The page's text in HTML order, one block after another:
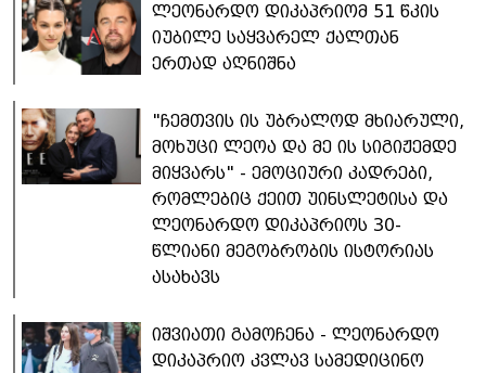
ლეონარდო დიკაპრიომ 51 წკის
იუბილე საყვარელ ქალთან
ერთად აღნიშნა
"ჩემთვის ის უბრალოდ მხიარული,
მოხუცი ლეოა და მე ის სიგიჟემდე
მიყვარს" - ემოციური კადრები,
რომლებიც ქეით უინსლეტისა და
ლეონარდო დიკაპრიოს 30-
წლიანი მეგობრობის ისტორიას
ასახავს
იშვიათი გამოჩენა - ლეონარდო
დიკაპრიო კვლავ სამედიცინო